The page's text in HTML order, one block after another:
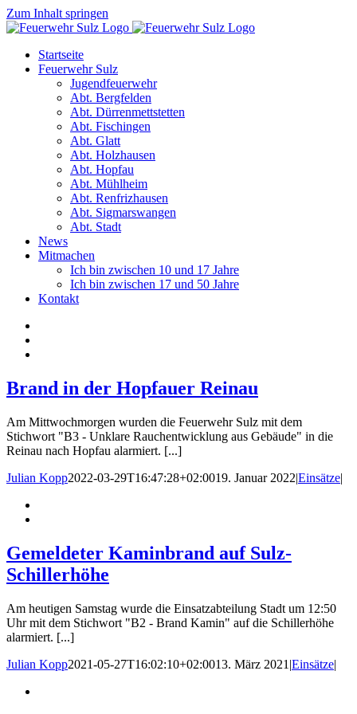
Zum Inhalt springen
Startseite
Feuerwehr Sulz
Jugendfeuerwehr
Abt. Bergfelden
Abt. Dürrenmettstetten
Abt. Fischingen
Abt. Glatt
Abt. Holzhausen
Abt. Hopfau
Abt. Mühlheim
Abt. Renfrizhausen
Abt. Sigmarswangen
Abt. Stadt
News
Mitmachen
Ich bin zwischen 10 und 17 Jahre
Ich bin zwischen 17 und 50 Jahre
Kontakt
Brand in der Hopfauer Reinau
Am Mittwochmorgen wurden die Feuerwehr Sulz mit dem
Stichwort "B3 - Unklare Rauchentwicklung aus Gebäude" in die
Reinau nach Hopfau alarmiert. [...]
Julian Kopp2022-03-29T16:47:28+02:0019. Januar 2022|Einsätze|
Gemeldeter Kaminbrand auf Sulz-
Schillerhöhe
Am heutigen Samstag wurde die Einsatzabteilung Stadt um 12:50
Uhr mit dem Stichwort "B2 - Brand Kamin" auf die Schillerhöhe
alarmiert. [...]
Julian Kopp2021-05-27T16:02:10+02:0013. März 2021 |Einsätze|